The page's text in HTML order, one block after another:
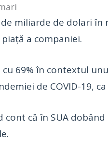
miliarde de dolari
a companiei.
69% în contextul
de COVID-19,
că în SUA